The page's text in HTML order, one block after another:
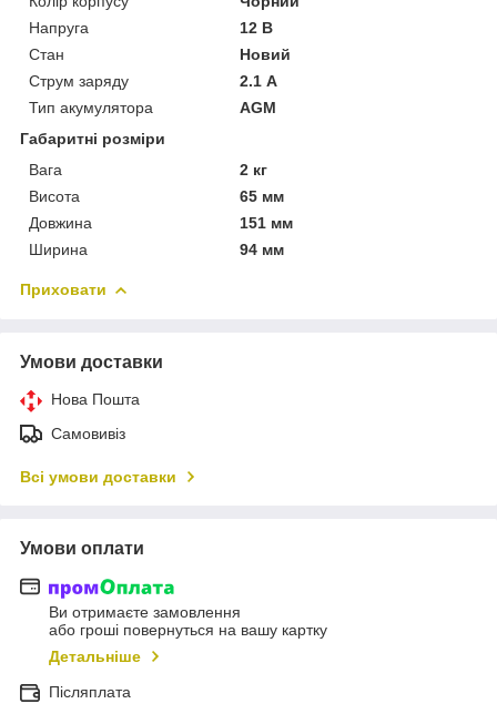
Напруга
12 В
Стан
Новий
Струм заряду
2.1 А
Тип акумулятора
AGM
Габаритні розміри
Вага
2 кг
Висота
65 мм
Довжина
151 мм
Ширина
94 мм
Приховати
Умови доставки
Нова Пошта
Самовивіз
Всі умови доставки
Умови оплати
Ви отримаєте замовлення
або гроші повернуться на вашу картку
Детальніше
Післяплата